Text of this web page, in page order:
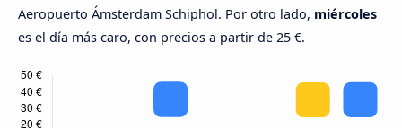
Aeropuerto Ámsterdam Schiphol. Por otro lado, miércoles
es el día más caro, con precios a partir de 25 €.